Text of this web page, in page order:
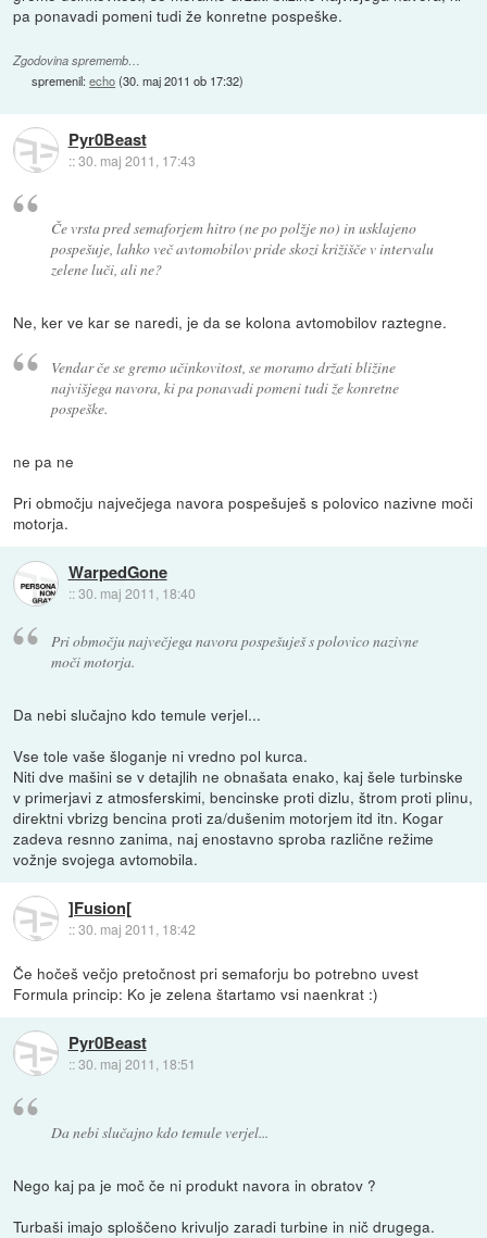
pa ponavadi pomeni tudi že konretne pospeške.
Zgodovina sprememb…
spremenil:echo(30. maj 2011 ob 17:32)
Pyr0Beast
::30. maj 2011, 17:43
Če vrsta pred semaforjem hitro (ne po polžje no) in usklajeno
pospešuje, lahko več avtomobilov pride skozi križišče v intervalu
zelene luči, ali ne?
Ne, ker ve kar se naredi, je da se kolona avtomobilov raztegne.
Vendar če se gremo učinkovitost, se moramo držati bližine
najvišjega navora, ki pa ponavadi pomeni tudi že konretne
pospeške.
ne pa ne
Pri območju največjega navora pospešuješ s polovico nazivne moči
motorja.
WarpedGone
::30. maj 2011, 18:40
Pri območju največjega navora pospešuješ s polovico nazivne
moči motorja.
Da nebi slučajno kdo temule verjel...
Vse tole vaše šloganje ni vredno pol kurca.
Niti dve mašini se v detajlih ne obnašata enako, kaj šele turbinske
v primerjavi z atmosferskimi, bencinske proti dizlu, štrom proti plinu,
direktni vbrizg bencina proti za/dušenim motorjem itd itn. Kogar
zadeva resnno zanima, naj enostavno sproba različne režime
vožnje svojega avtomobila.
]Fusion[
::30. maj 2011, 18:42
Če hočeš večjo pretočnost pri semaforju bo potrebno uvest
Formula princip: Ko je zelena štartamo vsi naenkrat :)
Pyr0Beast
::30. maj 2011, 18:51
Da nebi slučajno kdo temule verjel...
Nego kaj pa je moč če ni produkt navora in obratov ?
Turbaši imajo sploščeno krivuljo zaradi turbine in nič drugega.